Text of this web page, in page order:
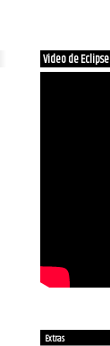
Video de Eclipse
Extras